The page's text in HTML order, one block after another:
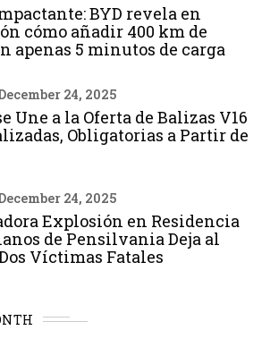
BYD revela en
cómo añadir 400 km de
apenas 5 minutos de carga
24, 2025
Une a la Oferta de Balizas V16
Obligatorias a Partir de
24, 2025
Explosión en Residencia
de Pensilvania Deja al
Víctimas Fatales